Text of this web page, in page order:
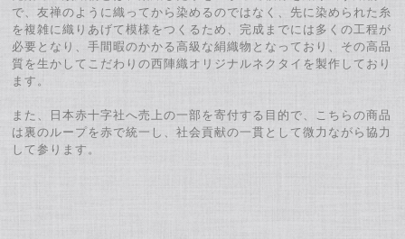
で、友禅のように織ってから染めるのではなく、先に染められた糸
を複雑に織りあげて模様をつくるため、完成までには多くの工程が
必要となり、手間暇のかかる高級な絹織物となっており、その高品
質を生かしてこだわりの西陣織オリジナルネクタイを製作しており
ます。
また、日本赤十字社へ売上の一部を寄付する目的で、こちらの商品
は裏のループを赤で統一し、社会貢献の一貫として微力ながら協力
して参ります。